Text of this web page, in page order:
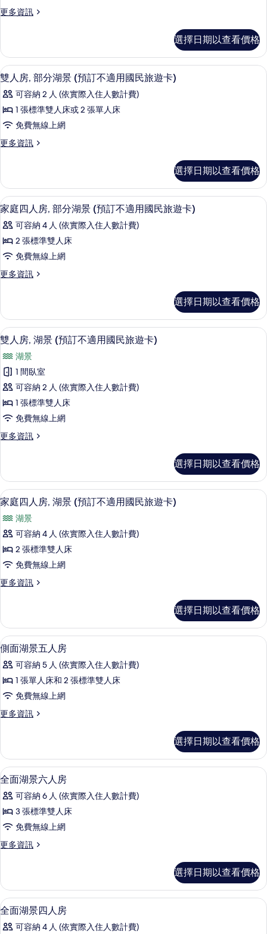
房,
市
景
觀
(預
訂
不
適
民
旅
遊
卡)
的
有
片
更多資訊
更
四
人
房,
市
景
(預
訂
不
國
旅
遊
卡)
的
詳
情
選擇日期以查看價格
顯
示
雙
人
部
湖
景
(預
訂
不
適
用
旅
遊
卡)
的
所
有
相
雙人房, 部分湖景 (預訂不適用國民旅
4
雙人房, 部分湖景 (預訂不適用國民旅遊卡)
可容納 2 人 (依實際入住人數計費)
1 張標準雙人床或 2 張單人床
免費無線上網
更多資訊
更
房,
部
分
湖
景
(預
不
適
用
旅
卡)
的
詳
情
選擇日期以查看價格
顯
示
家
庭
人
部
分
湖
景
(預
訂
不
適
用
旅
遊
卡)
的
所
有
片
家庭四人房, 部分湖景 (預訂不適用國
4
家庭四人房, 部分湖景 (預訂不適用國民旅遊卡)
可容納 4 人 (依實際入住人數計費)
2 張標準雙人床
免費無線上網
更多資訊
更
四
人
房,
分
湖
景
(預
訂
不
適
用
遊
卡)
的
詳
情
選擇日期以查看價格
顯
示
雙
人
房,
湖
(預
不
適
用
國
民
旅
遊
卡)
有
相
片
雙人房, 湖景 (預訂不適用國民旅遊卡)
6
雙人房, 湖景 (預訂不適用國民旅遊卡)
湖景
1 間臥室
可容納 2 人 (依實際入住人數計費)
1 張標準雙人床
免費無線上網
更多資訊
更
房,
湖
景
(預
訂
不
用
國
旅
詳
情
選擇日期以查看價格
顯
示
家
庭
四
房,
景
(預
訂
不
適
用
國
遊
卡)
的
所
有
片
家庭四人房, 湖景 (預訂不適用國民旅
3
家庭四人房, 湖景 (預訂不適用國民旅遊卡)
湖景
可容納 4 人 (依實際入住人數計費)
2 張標準雙人床
免費無線上網
更多資訊
更
四
人
房,
湖
景
(預
不
適
用
旅
卡)
的
詳
情
選擇日期以查看價格
顯
示
側
面
景
人
房
的
所
有
相
片
2
側面湖景五人房
可容納 5 人 (依實際入住人數計費)
1 張單人床和 2 張標準雙人床
免費無線上網
更多資訊
更
湖
景
五
房
的
情
選擇日期以查看價格
顯
示
全
面
景
人
房
的
所
3
全面湖景六人房
可容納 6 人 (依實際入住人數計費)
3 張標準雙人床
免費無線上網
更多資訊
更
湖
景
六
房
選擇日期以查看價格
顯
示
5
全面湖景四人房
可容納 4 人 (依實際入住人數計費)